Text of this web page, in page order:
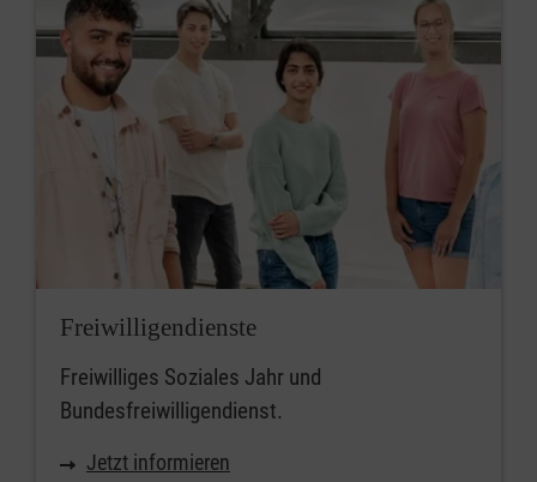
Freiwilligendienste
Freiwilliges Soziales Jahr und
Bundesfreiwilligendienst.
Jetzt informieren